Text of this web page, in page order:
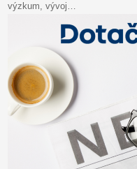
výzkum, vývoj…